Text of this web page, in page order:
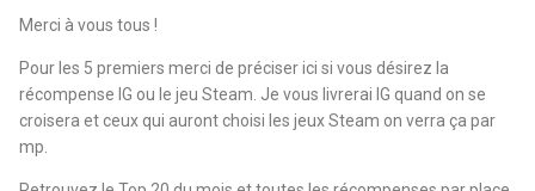
Merci à vous tous !
Pour les 5 premiers merci de préciser ici si vous désirez la
récompense IG ou le jeu Steam. Je vous livrerai IG quand on se
croisera et ceux qui auront choisi les jeux Steam on verra ça par
mp.